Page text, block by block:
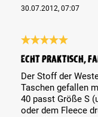
30.07.2012, 07:07
Echt praktisch,
Der Stoff der
Taschen gefallen
40 passt Größe S
oder dem Fleece